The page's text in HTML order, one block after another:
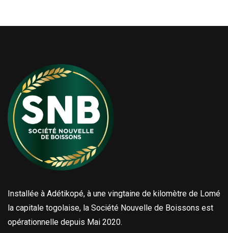
Installée à Adétikopé, à une vingtaine de kilomètre de Lomé
la capitale togolaise, la Société Nouvelle de Boissons est
opérationnelle depuis Mai 2020.